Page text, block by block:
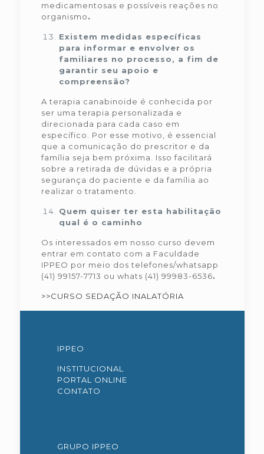
medicamentosas e possíveis reações no
organismo.
Existem medidas específicas
para informar e envolver os
familiares no processo, a fim de
garantir seu apoio e
compreensão?
A terapia canabinoide é conhecida por
ser uma terapia personalizada e
direcionada para cada caso em
específico. Por esse motivo, é essencial
que a comunicação do prescritor e da
família seja bem próxima. Isso facilitará
sobre a retirada de dúvidas e a própria
segurança do paciente e da família ao
realizar o tratamento.
Quem quiser ter esta habilitação
qual é o caminho
Os interessados em nosso curso devem
entrar em contato com a Faculdade
IPPEO por meio dos telefones/whatsapp
(41) 99157-7713 ou whats (41) 99983-6536.
>>CURSO SEDAÇÃO INALATÓRIA
IPPEO
INSTITUCIONAL
PORTAL ONLINE
CONTATO
GRUPO IPPEO